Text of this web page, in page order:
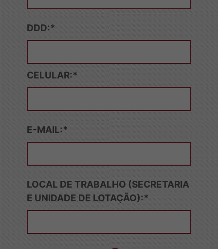
DDD:*
CELULAR:*
E-MAIL:*
LOCAL DE TRABALHO (SECRETARIA
E UNIDADE DE LOTAÇÃO):*